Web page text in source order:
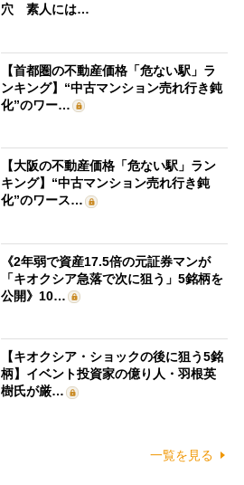
穴 素人には…
【首都圏の不動産価格「危ない駅」ラ
ンキング】“中古マンション売れ行き鈍
化”のワー…
【大阪の不動産価格「危ない駅」ラン
キング】“中古マンション売れ行き鈍
化”のワース…
《2年弱で資産17.5倍の元証券マンが
「キオクシア急落で次に狙う」5銘柄を
公開》10…
【キオクシア・ショックの後に狙う5銘
柄】イベント投資家の億り人・羽根英
樹氏が厳…
一覧を見る